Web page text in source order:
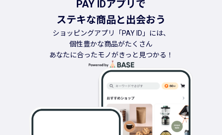
PAY IDアプリで
ステキな商品と出会おう
ショッピングアプリ「PAY ID」には、
個性豊かな商品がたくさん
あなたに合ったモノがきっと見つかる！